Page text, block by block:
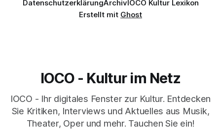
DatenschutzerklärungArchivIOCO Kultur Lexikon
Erstellt mit Ghost
IOCO - Kultur im Netz
IOCO - Ihr digitales Fenster zur Kultur. Entdecken
Sie Kritiken, Interviews und Aktuelles aus Musik,
Theater, Oper und mehr. Tauchen Sie ein!